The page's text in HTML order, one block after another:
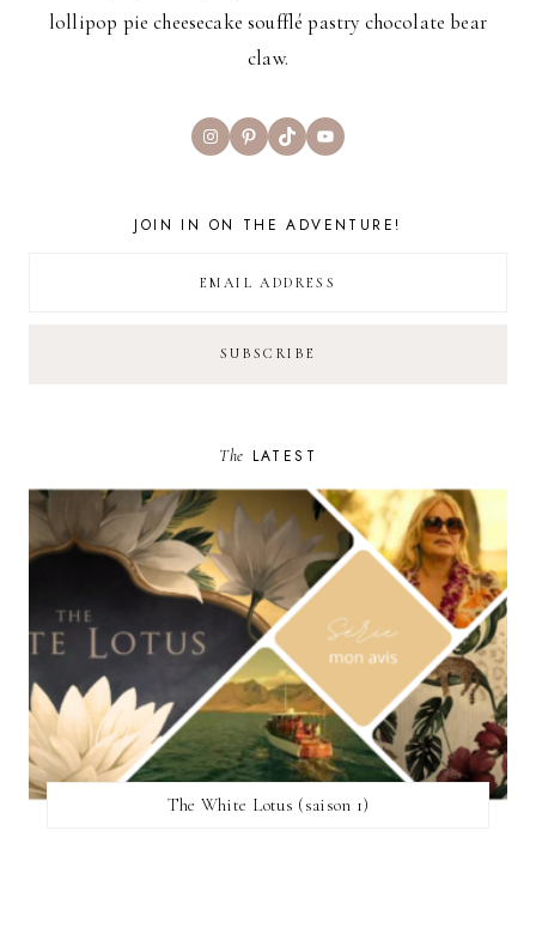
lollipop pie cheesecake soufflé pastry chocolate bear
claw.
InstagramPinterest
TikTokYouTube
JOIN IN ON THE ADVENTURE!
The LATEST
The White Lotus (saison 1)